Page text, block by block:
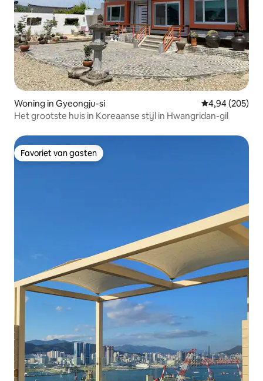
Woning in Gyeongju-si Gemiddelde
4,94 (205)
Het grootste huis in Koreaanse stijl in Hwangridan-gil
Favoriet van gasten
Favoriet van gasten